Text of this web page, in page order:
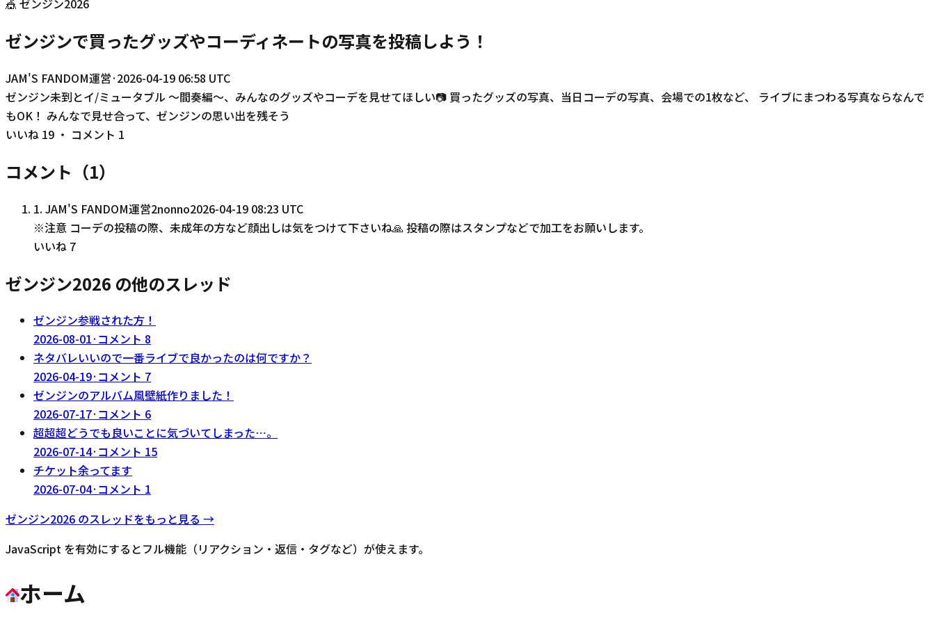
🎪 ゼンジン2026
ゼンジンで買ったグッズやコーディネートの写真を投稿しよう！
JAM'S FANDOM運営·2026-04-19 06:58 UTC
ゼンジン未到とイ/ミュータブル 〜間奏編〜、みんなのグッズやコーデを見せてほしい📷 買ったグッズの写真、当日コーデの写真、会場での1枚など、 ライブにまつわる写真ならなんで
もOK！ みんなで見せ合って、ゼンジンの思い出を残そう
いいね 19 ・ コメント 1
コメント（1）
1. JAM'S FANDOM運営2nonno2026-04-19 08:23 UTC
※注意 コーデの投稿の際、未成年の方など顔出しは気をつけて下さいね🙏 投稿の際はスタンプなどで加工をお願いします。
いいね 7
ゼンジン2026 の他のスレッド
ゼンジン参戦された方！
2026-08-01· コメント 8
ネタバレいいので一番ライブで良かったのは何ですか？
2026-04-19· コメント 7
ゼンジンのアルバム風壁紙作りました！
2026-07-17· コメント 6
超超超どうでも良いことに気づいてしまった⋯。
2026-07-14· コメント 15
チケット余ってます
2026-07-04· コメント 1
ゼンジン2026 のスレッドをもっと見る →
JavaScript を有効にするとフル機能（リアクション・返信・タグなど）が使えます。
ホーム